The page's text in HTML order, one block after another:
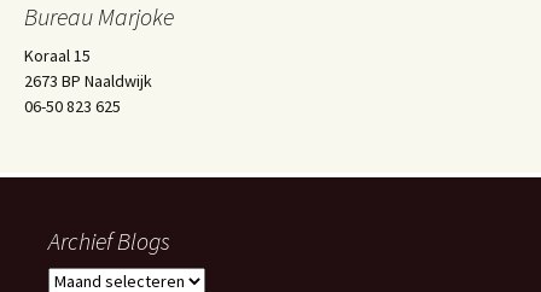
Bureau Marjoke
Koraal 15
2673 BP Naaldwijk
06-50 823 625
Archief Blogs
Archief